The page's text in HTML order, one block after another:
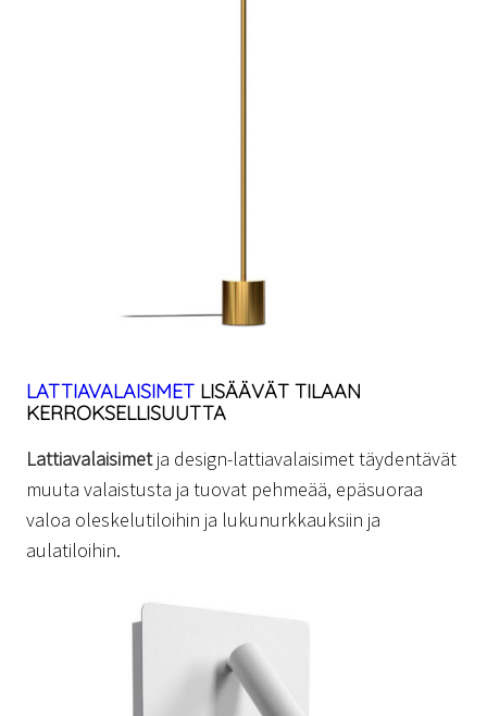
LATTIAVALAISIMET LISÄÄVÄT TILAAN
KERROKSELLISUUTTA
Lattiavalaisimetja design-lattiavalaisimet täydentävät
muuta valaistusta ja tuovat pehmeää, epäsuoraa
valoa oleskelutiloihin ja lukunurkkauksiin ja
aulatiloihin.